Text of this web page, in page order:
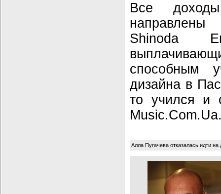
Все
Shinoda
способным
дизайна в
то учился и
Алла Пугачева отказалась идти